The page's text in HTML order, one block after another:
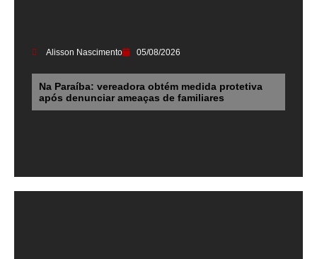
Alisson Nascimento 05/08/2026
Na Paraíba: vereadora obtém medida protetiva
após denunciar ameaças de familiares